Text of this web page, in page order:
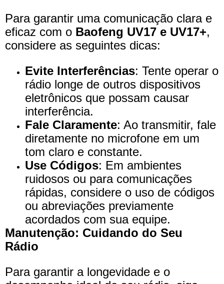
Para garantir uma comunicação clara e
eficaz com o Baofeng UV17 e UV17+,
considere as seguintes dicas:
Evite Interferências: Tente operar o
rádio longe de outros dispositivos
eletrônicos que possam causar
interferência.
Fale Claramente: Ao transmitir, fale
diretamente no microfone em um
tom claro e constante.
Use Códigos: Em ambientes
ruidosos ou para comunicações
rápidas, considere o uso de códigos
ou abreviações previamente
acordados com sua equipe.
Manutenção: Cuidando do Seu
Rádio
Para garantir a longevidade e o